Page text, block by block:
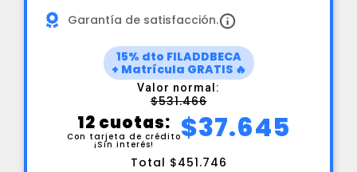
Garantía de satisfacción.
15% dto FILADDBECA
+ Matrícula GRATIS 🔥
Valor normal:
$531.466
12 cuotas:
Con tarjeta de crédito
¡Sin interés! $37.645
Total $451.746